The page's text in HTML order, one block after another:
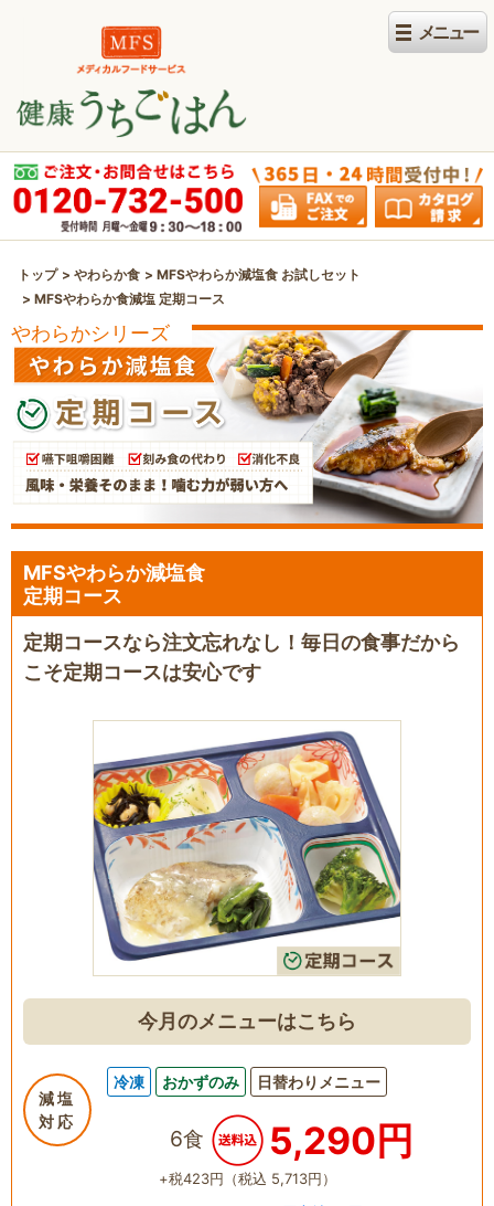
トップ やわらか食
MFSやわらか減塩食 お試しセット
MFSやわらか食減塩 定期コース
やわらかシリーズ
MFSやわらか減塩食
定期コース
定期コースなら注文忘れなし！毎日の食事だから
こそ定期コースは安心です
今月のメニューはこちら
冷凍 おかずのみ
日替わりメニュー
減塩
対応
6食 5,290円
+税423円（税込 5,713円）